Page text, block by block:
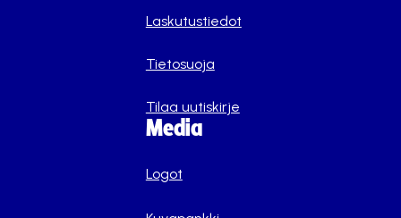
Laskutustiedot
Tietosuoja
Tilaa uutiskirje
Media
Logot